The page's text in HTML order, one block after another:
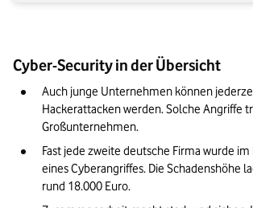
Cyber-Security in der Übersicht
Auch junge Unternehmen können
Hackerattacken werden. Solche Angriffe
Großunternehmen.
Fast jede zweite deutsche Firma wurde
eines Cyberangriffes. Die Schadenshöhe
rund 18.000 Euro.